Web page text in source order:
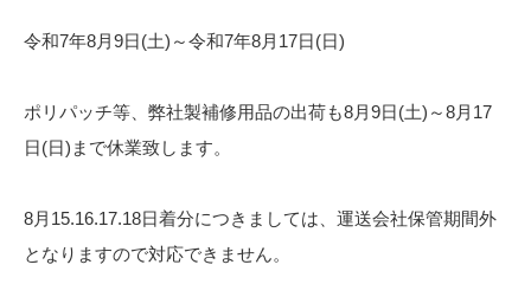
令和7年8月9日(土)～令和7年8月17日(日)
ポリパッチ等、弊社製補修用品の出荷も8月9日(土)～8月17
日(日)まで休業致します。
8月15.16.17.18日着分につきましては、運送会社保管期間外
となりますので対応できません。